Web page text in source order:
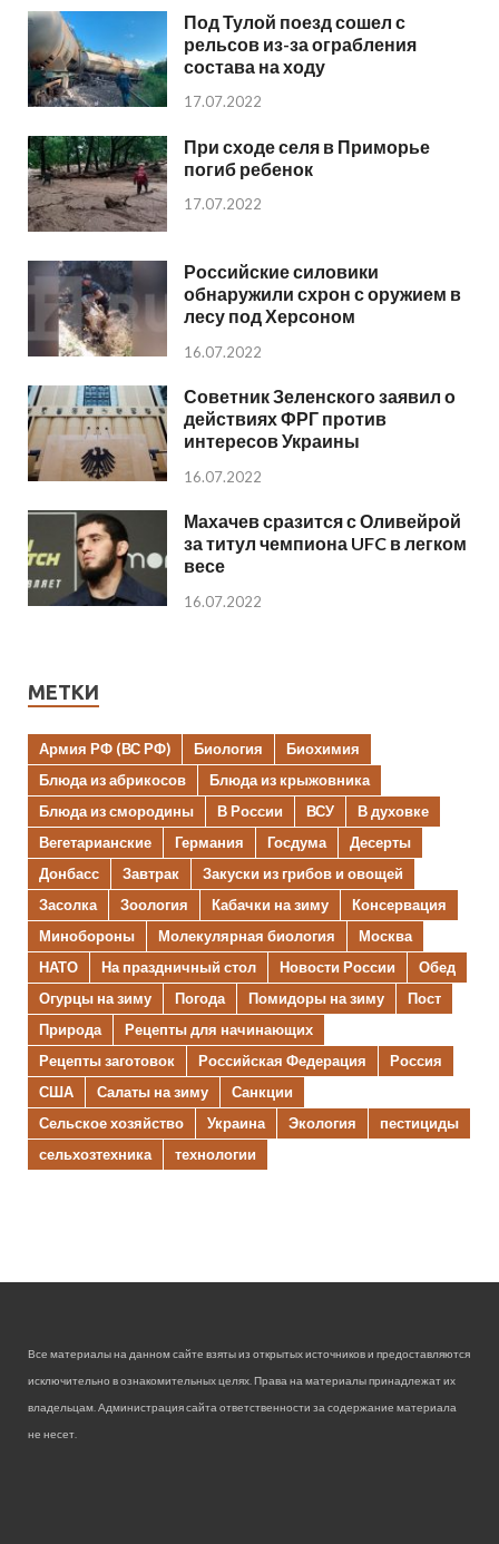
Под Тулой поезд сошел с
рельсов из-за ограбления
состава на ходу
17.07.2022
При сходе селя в Приморье
погиб ребенок
17.07.2022
Российские силовики
обнаружили схрон с оружием в
лесу под Херсоном
16.07.2022
Советник Зеленского заявил о
действиях ФРГ против
интересов Украины
16.07.2022
Махачев сразится с Оливейрой
за титул чемпиона UFC в легком
весе
16.07.2022
МЕТКИ
Армия РФ (ВС РФ) Биология
Биохимия
Блюда из абрикосов
Блюда из крыжовника
Блюда из смородины
В России ВСУ
В духовке
Вегетарианские
Германия Госдума
Десерты
Донбасс
Завтрак
Закуски из грибов и овощей
Засолка
Зоология Кабачки на зиму
Консервация
Минобороны
Молекулярная биология
Москва
НАТО
На праздничный стол Новости России
Обед
Огурцы на зиму
Погода Помидоры на зиму
Пост
Природа
Рецепты для начинающих
Рецепты заготовок
Российская Федерация
Россия
США
Салаты на зиму
Санкции
Сельское хозяйство
Украина Экология
пестициды
сельхозтехника
технологии
Все материалы на данном сайте взяты из открытых источников и предоставляются
исключительно в ознакомительных целях. Права на материалы принадлежат их
владельцам. Администрация сайта ответственности за содержание материала
не несет.